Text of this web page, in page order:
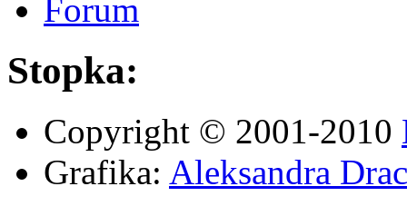
Forum
Stopka:
Copyright © 2001-2010
Grafika: Aleksandra